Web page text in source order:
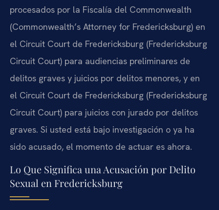
procesados por la Fiscalía del Commonwealth
(Commonwealth’s Attorney for Fredericksburg) en
el Circuit Court de Fredericksburg (Fredericksburg
Circuit Court) para audiencias preliminares de
delitos graves y juicios por delitos menores, y en
el Circuit Court de Fredericksburg (Fredericksburg
Circuit Court) para juicios con jurado por delitos
graves. Si usted está bajo investigación o ya ha
sido acusado, el momento de actuar es ahora.
Lo Que Significa una Acusación por Delito
Sexual en Fredericksburg